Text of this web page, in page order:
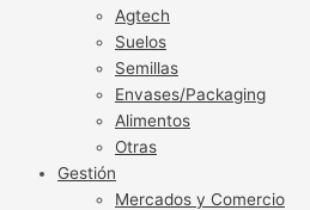
Agtech
Suelos
Semillas
Envases/Packaging
Alimentos
Otras
Gestión
Mercados y Comercio